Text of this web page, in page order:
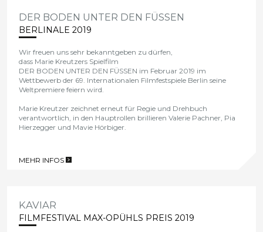
DER BODEN UNTER DEN FÜSSEN
BERLINALE 2019
Wir freuen uns sehr bekanntgeben zu dürfen,
dass Marie Kreutzers Spielfilm
DER BODEN UNTER DEN FÜSSEN im Februar 2019 im
Wettbewerb der 69. Internationalen Filmfestspiele Berlin seine
Weltpremiere feiern wird.
Marie Kreutzer zeichnet erneut für Regie und Drehbuch
verantwortlich, in den Hauptrollen brillieren Valerie Pachner, Pia
Hierzegger und Mavie Hörbiger
MEHR INFOS
KAVIAR
FILMFESTIVAL MAX-OPÜHLS PREIS 2019